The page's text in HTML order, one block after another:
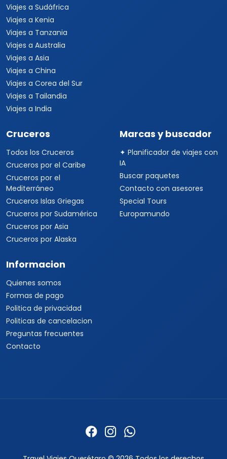
Viajes a Sudáfrica
Viajes a Kenia
Viajes a Tanzania
Viajes a Australia
Viajes a Asia
Viajes a China
Viajes a Corea del Sur
Viajes a Tailandia
Viajes a India
Cruceros
Todos los Cruceros
Cruceros por el Caribe
Cruceros por el
Mediterráneo
Cruceros Islas Griegas
Cruceros por Sudamérica
Cruceros por Asia
Cruceros por Alaska
Marcas y buscador
✦ Planificador de viajes con
IA
Buscar paquetes
Contacto con asesores
Special Tours
Europamundo
Informacion
Quienes somos
Formas de pago
Politica de privacidad
Politicas de cancelacion
Preguntas frecuentes
Contacto